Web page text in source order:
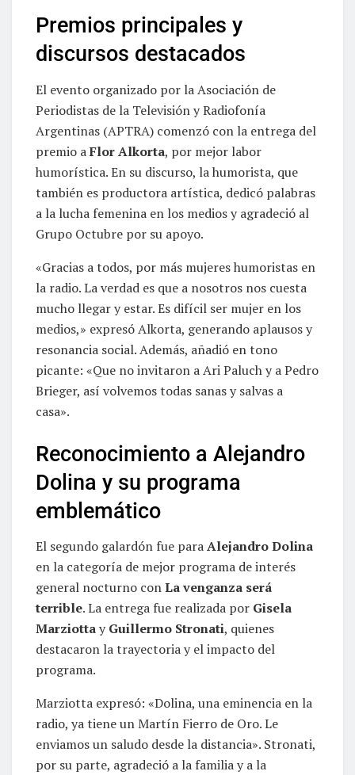
Premios principales y
discursos destacados
El evento organizado por la Asociación de
Periodistas de la Televisión y Radiofonía
Argentinas (APTRA) comenzó con la entrega del
premio aFlor Alkorta, por mejor labor
humorística. En su discurso, la humorista, que
también es productora artística, dedicó palabras
a la lucha femenina en los medios y agradeció al
Grupo Octubre por su apoyo.
«Gracias a todos, por más mujeres humoristas en
la radio. La verdad es que a nosotros nos cuesta
mucho llegar y estar. Es difícil ser mujer en los
medios,» expresó Alkorta, generando aplausos y
resonancia social. Además, añadió en tono
picante: «Que no invitaron a Ari Paluch y a Pedro
Brieger, así volvemos todas sanas y salvas a
casa».
Reconocimiento a Alejandro
Dolina y su programa
emblemático
El segundo galardón fue paraAlejandro Dolina
en la categoría de mejor programa de interés
general nocturno conLa venganza será
terrible. La entrega fue realizada por Gisela
MarziottayGuillermo Stronati, quienes
destacaron la trayectoria y el impacto del
programa.
Marziotta expresó: «Dolina, una eminencia en la
radio, ya tiene un Martín Fierro de Oro. Le
enviamos un saludo desde la distancia». Stronati,
por su parte, agradeció a la familia y a la